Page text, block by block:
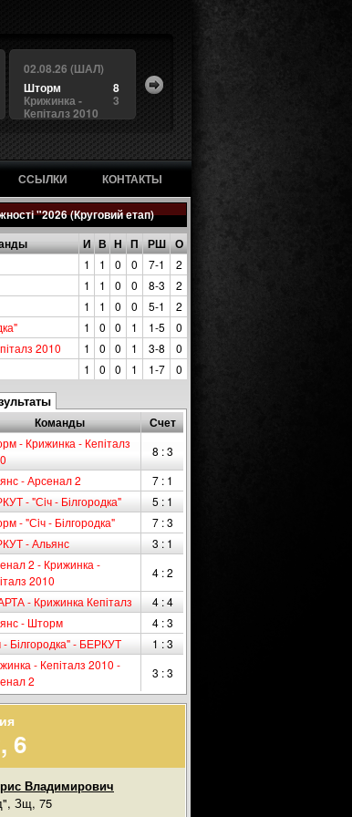
02.08.26 (ШАЛ)
8
Шторм
3
Крижинка -
Кепіталз 2010
ССЫЛКИ КОНТАКТЫ
"2026 (Круговий етап)
И В Н П РШ О
1 1 0 0 7-1
2
1 1 0 0 8-3
2
1 1 0 0 5-1
2
1 0 0 1 1-5
0
2010 1 0 0 1 3-8
0
1 0 0 1 1-7 0
Команды Счет
- Крижинка - Кепіталз
8 : 3
- Арсенал 2
7 : 1
- "Сiч - Білгородка"
5 : 1
- "Сiч - Білгородка"
7 : 3
- Альянс
3 : 1
2 - Крижинка -
2010
4 : 2
- Крижинка Кепіталз
4 : 4
- Шторм
4 : 3
Білгородка" - БЕРКУТ
1 : 3
- Кепіталз 2010 -
2
3 : 3
6
Владимирович
Зщ, 75